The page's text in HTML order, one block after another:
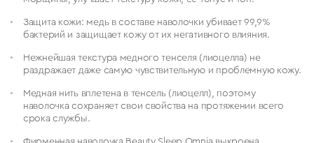
Защита кожи: медь в составе наволочки убивает 99,9%
бактерий и защищает кожу от их негативного влияния.
Нежнейшая текстура медного тенселя (лиоцелла) не
раздражает даже самую чувствительную и проблемную кожу.
Медная нить вплетена в тенсель (лиоцелл), поэтому
наволочка сохраняет свои свойства на протяжении всего
срока службы.
Фирменная наволочка Beauty Sleep Omnia выкроена